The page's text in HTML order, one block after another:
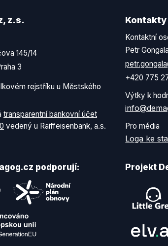
z.s.
145/14
3
rejstříku u Městského
transparentní bankovní účet
vedený u Raiffeisenbank, a.s.
Kontakty
Kontaktní
Petr
+420 775
Výtky k
Pro média
Loga ke
podporují: Projekt